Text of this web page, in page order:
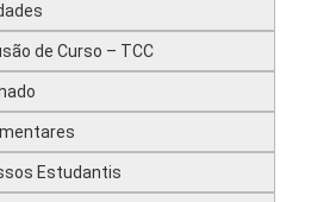
de Curso – TCC
Estudantis